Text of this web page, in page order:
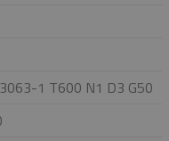
1 T600 N1 D3 G50